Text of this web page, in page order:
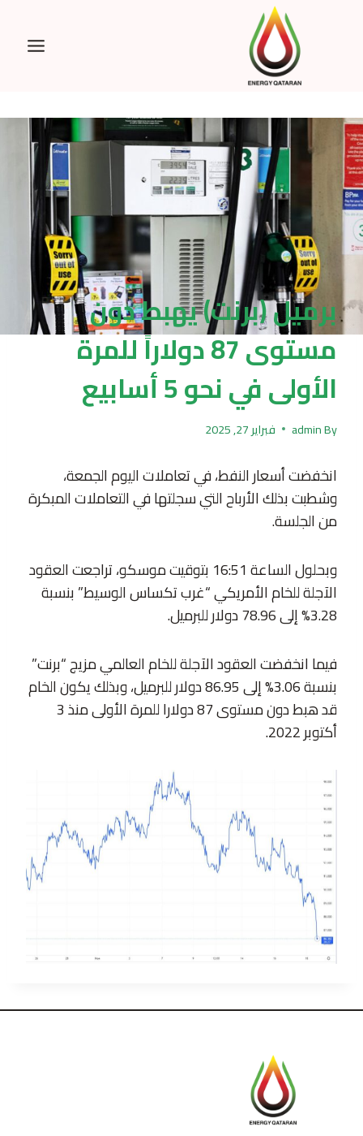
برميل (برنت) يهبط دون
مستوى 87 دولاراً للمرة
الأولى في نحو 5 أسابيع
By
admin فبراير 27, 2025
انخفضت أسعار النفط، في تعاملات اليوم الجمعة،
وشطبت بذلك الأرباح التي سجلتها في التعاملات المبكرة
من الجلسة.
وبحلول الساعة 16:51 بتوقيت موسكو، تراجعت العقود
الآجلة للخام الأمريكي “غرب تكساس الوسيط” بنسبة
3.28% إلى 78.96 دولار للبرميل.
فيما انخفضت العقود الآجلة للخام العالمي مزيج “برنت”
بنسبة 3.06% إلى 86.95 دولار للبرميل، وبذلك يكون الخام
قد هبط دون مستوى 87 دولارا للمرة الأولى منذ 3
أكتوبر 2022.